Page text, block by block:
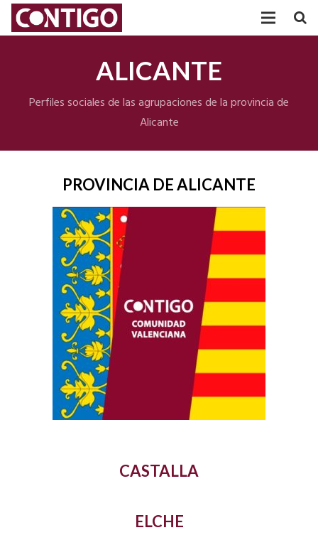
TRANSPARENCIA
POSICIONAMIENTOS
ACTUALIDAD
ALICANTE
Perfiles sociales de las agrupaciones de la provincia de
Alicante
PROVINCIA DE ALICANTE
CASTALLA
ELCHE